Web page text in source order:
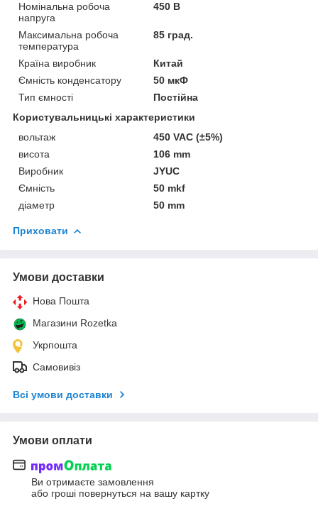
Номінальна робоча
напруга
450 В
Максимальна робоча
температура
85 град.
Країна виробник
Китай
Ємність конденсатору
50 мкФ
Тип ємності
Постійна
Користувальницькі характеристики
вольтаж
450 VAC (±5%)
висота
106 mm
Виробник
JYUC
Ємність
50 mkf
діаметр
50 mm
Приховати
Умови доставки
Нова Пошта
Магазини Rozetka
Укрпошта
Самовивіз
Всі умови доставки
Умови оплати
Ви отримаєте замовлення
або гроші повернуться на вашу картку